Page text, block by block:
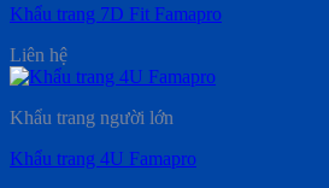
Khẩu trang 7D Fit Famapro
Liên hệ
Khẩu trang người lớn
Khẩu trang 4U Famapro